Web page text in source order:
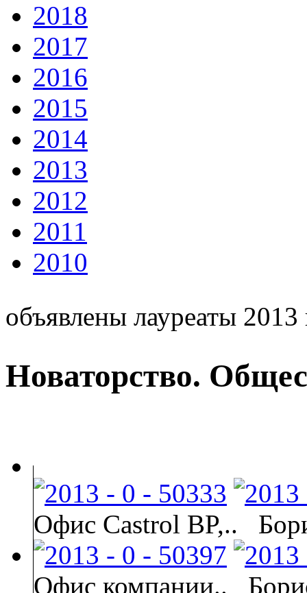
2018
2017
2016
2015
2014
2013
2012
2011
2010
объявлены лауреаты 2013
Новаторство.
Офис Castrol BP,..
Офис компании..